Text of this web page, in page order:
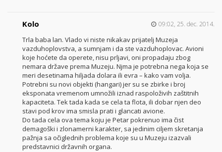
Kolo 09:02, 25. dec. 2014.
Trla baba lan. Vlado vi niste nikakav prijatelj Muzeja
vazduhoplovstva, a sumnjam i da ste vazduhoplovac. Avioni
koje hoćete da operete, nisu prljavi, oni propadaju zbog
nemara države prema Muzeju. Njma je potrebna nega koja se
meri desetinama hiljada dolara ili evra – kako vam volja.
Potrebni su novi objekti (hangari) jer su se zbirke i broj
eksponata vremenom umnožili iznad raspoloživih zaštitnih
kapaciteta. Tek tada kada se cela ta flota, ili dobar njen deo
stavi pod krov ima smisla prati i glancati avione.
Do tada cela ova tema koju je Petar pokrenuo ima čist
demagoški i zlonamerni karakter, sa jedinim ciljem skretanja
pažnja sa očiglednih problema koje su u Muzeju izazvali
predstavnici državnih organa.